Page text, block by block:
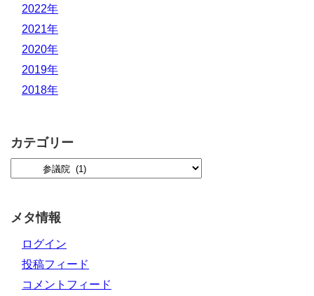
2022年
2021年
2020年
2019年
2018年
カテゴリー
メタ情報
ログイン
投稿フィード
コメントフィード